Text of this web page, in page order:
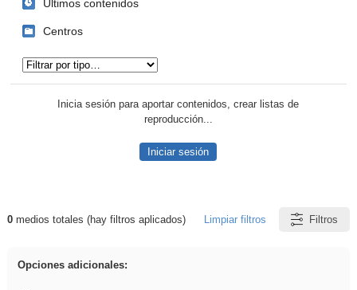
Últimos contenidos
Centros
Inicia sesión para aportar contenidos, crear listas de
reproducción...
Iniciar sesión
Resultados de: realista
0medios totales (hay filtros aplicados) Limpiar filtros Filtros
Opciones adicionales: